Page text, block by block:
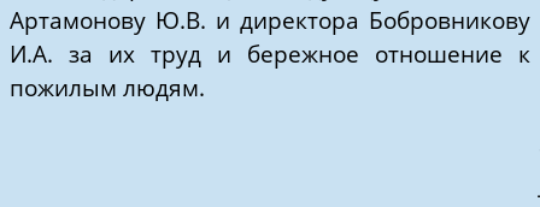
Артамонову Ю.В. и директора Бобровникову
И.А. за их труд и бережное отношение к
пожилым людям.